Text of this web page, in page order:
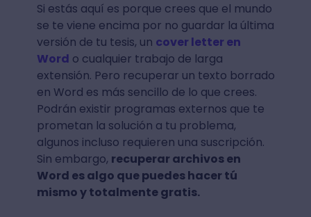
Si estás aquí es porque crees que el mundo
se te viene encima por no guardar la última
versión de tu tesis, un cover letter en
Word o cualquier trabajo de larga
extensión. Pero recuperar un texto borrado
en Word es más sencillo de lo que crees.
Podrán existir programas externos que te
prometan la solución a tu problema,
algunos incluso requieren una suscripción.
Sin embargo, recuperar archivos en
Word es algo que puedes hacer tú
mismo y totalmente gratis.